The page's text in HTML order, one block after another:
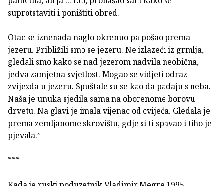
suprotstaviti i poništiti obred.
Otac se iznenada naglo okrenuo pa pošao prema
jezeru. Približili smo se jezeru. Ne izlazeći iz grmlja,
gledali smo kako se nad jezerom nadvila neobična,
jedva zamjetna svjetlost. Mogao se vidjeti odraz
zvijezda u jezeru. Spuštale su se kao da padaju s neba.
Naša je unuka sjedila sama na oborenome borovu
drvetu. Na glavi je imala vijenac od cvijeća. Gledala je
prema zemljanome skrovištu, gdje si ti spavao i tiho je
pjevala.”
***